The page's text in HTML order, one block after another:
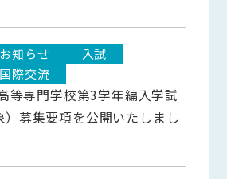
お知らせ
入試
国際交流
等専門学校第3学年編入学試
募集要項を公開いたしまし